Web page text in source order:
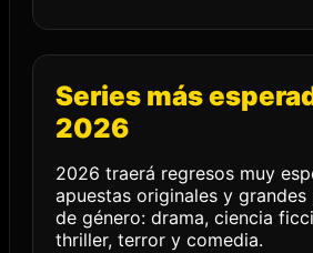
Series más
2026
2026 traerá regresos muy
apuestas originales y
de género: drama, ciencia
thriller, terror y comedia.